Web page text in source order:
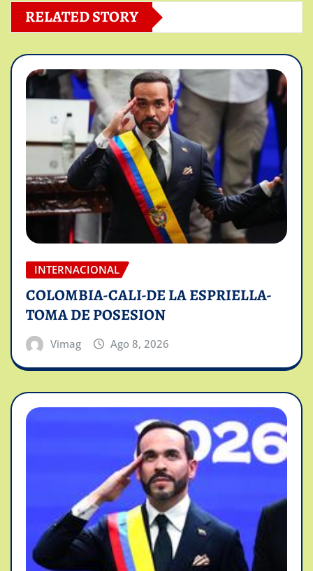
RELATED STORY
INTERNACIONAL
COLOMBIA-CALI-DE LA ESPRIELLA-
TOMA DE POSESION
Vimag Ago 8, 2026